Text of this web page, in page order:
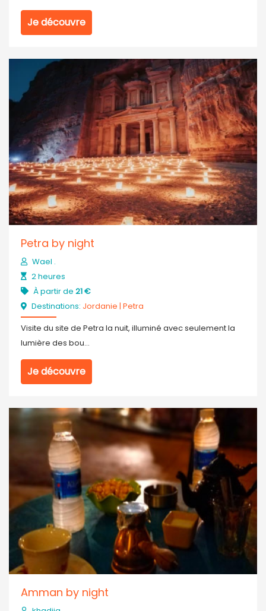
Je découvre
Petra by night
Wael .
2 heures
À partir de 21 €
Destinations: Jordanie | Petra
Visite du site de Petra la nuit, illuminé avec seulement la
lumière des bou...
Je découvre
Amman by night